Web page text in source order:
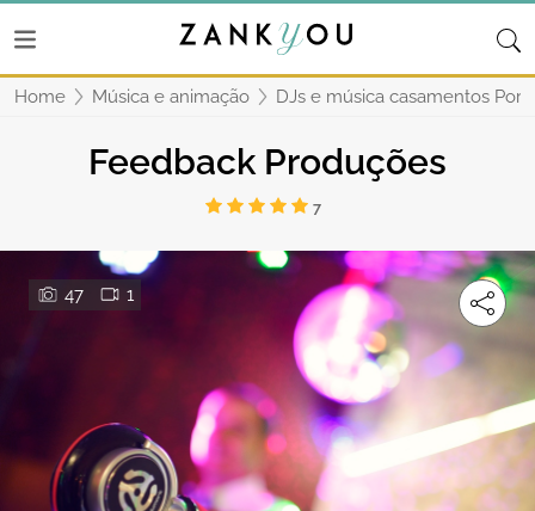
Home Música e animação DJs e música casamentos
Feedback Produções
7
47 1